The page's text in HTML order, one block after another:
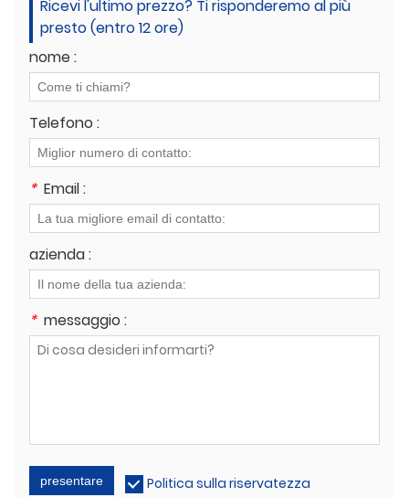
Ricevi l'ultimo prezzo? Ti risponderemo al più
presto (entro 12 ore)
nome :
Telefono :
* Email :
azienda :
* messaggio :
presentare Politica sulla riservatezza